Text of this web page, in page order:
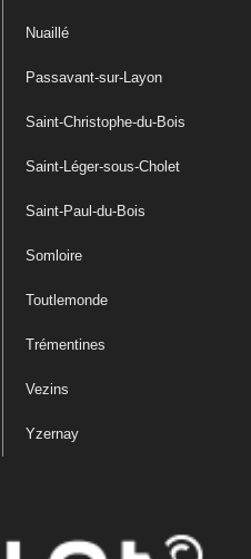
Nuaillé
Passavant-sur-Layon
Saint-Christophe-du-Bois
Saint-Léger-sous-Cholet
Saint-Paul-du-Bois
Somloire
Toutlemonde
Trémentines
Vezins
Yzernay